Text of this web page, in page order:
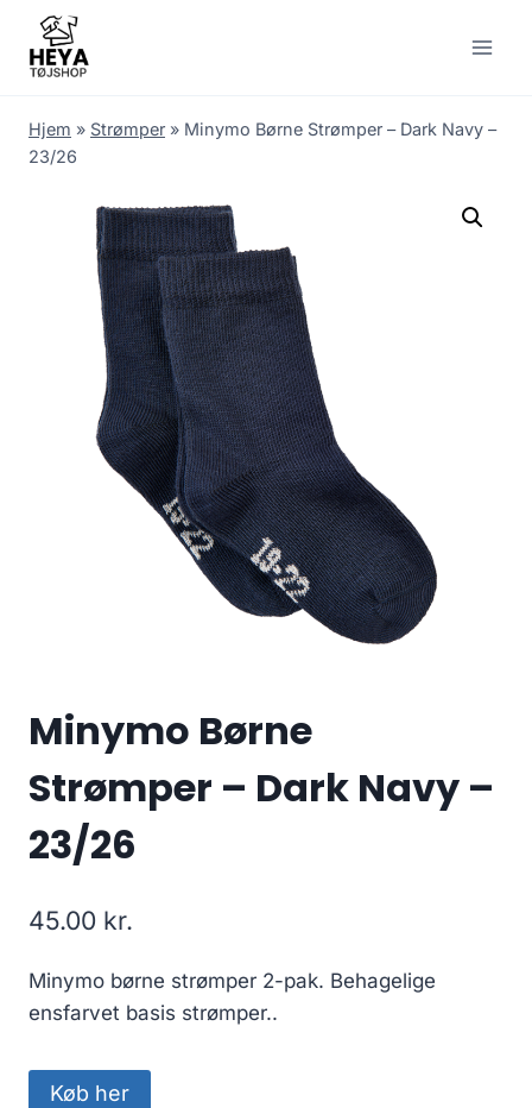
content
Hjem » Strømper » Minymo Børne Strømper – Dark Navy –
23/26
Minymo Børne
Strømper – Dark Navy –
23/26
45.00 kr.
Minymo børne strømper 2-pak. Behagelige
ensfarvet basis strømper..
Køb her